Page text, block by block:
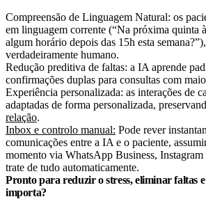
Compreensão de Linguagem Natural: os
em linguagem corrente (“Na próxima quinta
algum horário depois das 15h esta
verdadeiramente humano.
Redução preditiva de faltas: a IA aprende
confirmações duplas para consultas com
Experiência personalizada: as interações de
adaptadas de forma personalizada,
relação.
Inbox e controlo manual: Pode rever
comunicações entre a IA e o paciente,
momento via WhatsApp Business,
trate de tudo automaticamente.
Pronto para reduzir o stress, eliminar faltas
importa?